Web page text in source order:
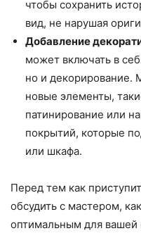
чтобы сохранить
вид, не нарушая
Добавление
может включать в
но и декорирование.
новые элементы,
патинирование или
покрытий, которые
или шкафа.
Перед тем как
обсудить с мастером,
оптимальным для